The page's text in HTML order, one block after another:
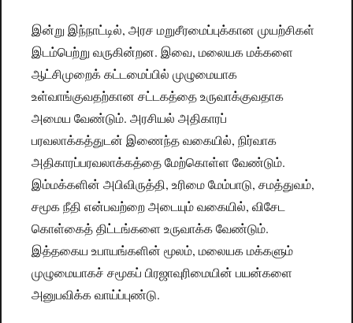
இன்று இந்நாட்டில், அரச மறுசீரமைப்புக்கான முயற்சிகள்
இடம்பெற்று வருகின்றன. இவை, மலையக மக்களை
ஆட்சிமுறைக் கட்டமைப்பில் முழுமையாக
உள்வாங்குவதற்கான சட்டகத்தை உருவாக்குவதாக
அமைய வேண்டும். அரசியல் அதிகாரப்
பரவலாக்கத்துடன் இணைந்த வகையில், நிர்வாக
அதிகாரப்பரவலாக்கத்தை மேற்கொள்ள வேண்டும்.
இம்மக்களின் அபிவிருத்தி, உரிமை மேம்பாடு, சமத்துவம்,
சமூக நீதி என்பவற்றை அடையும் வகையில், விசேட
கொள்கைத் திட்டங்களை உருவாக்க வேண்டும்.
இத்தகைய உபாயங்களின் மூலம், மலையக மக்களும்
முழுமையாகச் சமூகப் பிரஜாவுரிமையின் பயன்களை
அனுபவிக்க வாய்ப்புண்டு.